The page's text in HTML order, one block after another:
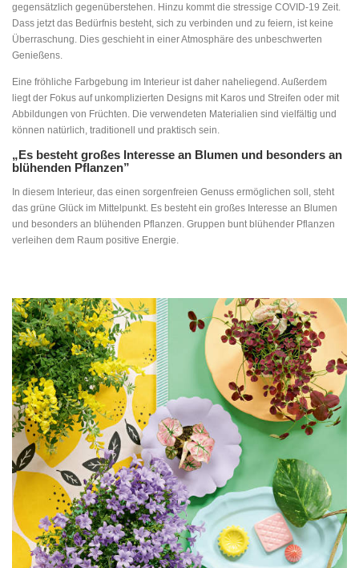
gegensätzlich gegenüberstehen. Hinzu kommt die stressige COVID-19 Zeit.
Dass jetzt das Bedürfnis besteht, sich zu verbinden und zu feiern, ist keine
Überraschung. Dies geschieht in einer Atmosphäre des unbeschwerten
Genießens.
Eine fröhliche Farbgebung im Interieur ist daher naheliegend. Außerdem
liegt der Fokus auf unkomplizierten Designs mit Karos und Streifen oder mit
Abbildungen von Früchten. Die verwendeten Materialien sind vielfältig und
können natürlich, traditionell und praktisch sein.
„Es besteht großes Interesse an Blumen und besonders an
blühenden Pflanzen”
In diesem Interieur, das einen sorgenfreien Genuss ermöglichen soll, steht
das grüne Glück im Mittelpunkt. Es besteht ein großes Interesse an Blumen
und besonders an blühenden Pflanzen. Gruppen bunt blühender Pflanzen
verleihen dem Raum positive Energie.